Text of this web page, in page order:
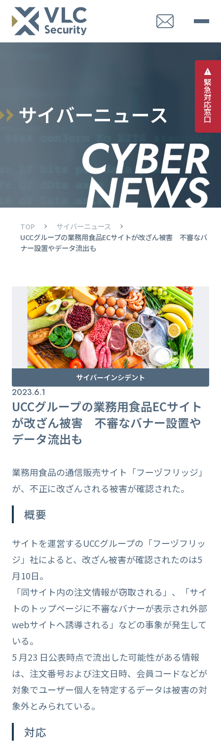
緊
急
対
応
窓
口
サイバーニュース
TOP
サイバーニュース
UCCグループの業務用食品ECサイトが改ざん被害 不審なバ
ナー設置やデータ流出も
サイバーインシデント
2023.6.1
UCCグループの業務用食品ECサイト
が改ざん被害 不審なバナー設置や
データ流出も
業務用食品の通信販売サイト「フーヅフリッジ」
が、不正に改ざんされる被害が確認された。
概要
サイトを運営するUCCグループの「フーヅフリッ
ジ」社によると、改ざん被害が確認されたのは5
月10日。
「同サイト内の注文情報が窃取される」、「サイ
トのトップページに不審なバナーが表示され外部
webサイトへ誘導される」などの事象が発生して
いる。
5 月23 日公表時点で流出した可能性がある情報
は、注文番号および注文日時、会員コードなどが
対象でユーザー個人を特定するデータは被害の対
象外とみられている。
対応